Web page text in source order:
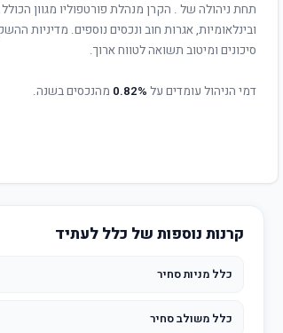
תחת ניהולה של . הקרן מנהלת פורטפוליו מגוון
ובינלאומיות, אגרות חוב ונכסים נוספים. מדיניות
סיכונים ומיטוב תשואה לטווח ארוך.
דמי הניהול עומדים על 0.82% מהנכסים בשנה.
קרנות נוספות של כלל לעתיד
כלל מניות סחיר
כלל משולב סחיר